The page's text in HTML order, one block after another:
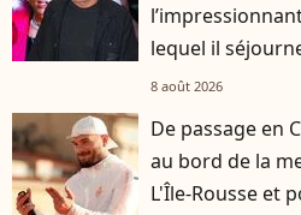
lequel il
8 août 2026
De passage en
au bord de la
L'Île-Rousse et